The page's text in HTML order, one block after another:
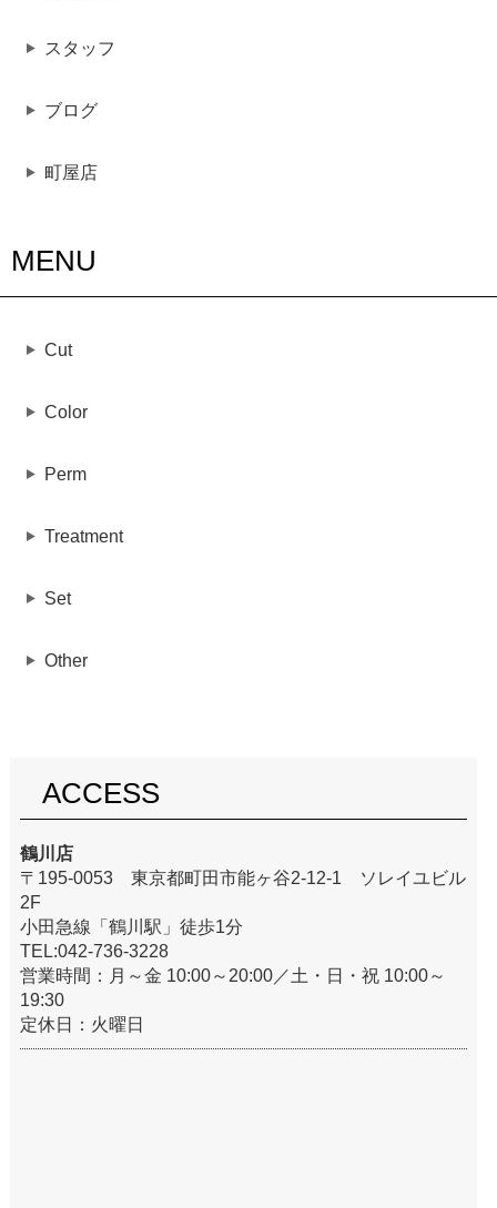
スタッフ
ブログ
町屋店
MENU
Cut
Color
Perm
Treatment
Set
Other
ACCESS
鶴川店
〒195-0053 東京都町田市能ヶ谷2-12-1 ソレイユビル
2F
小田急線「鶴川駅」徒歩1分
TEL:042-736-3228
営業時間：月～金 10:00～20:00／土・日・祝 10:00～
19:30
定休日：火曜日